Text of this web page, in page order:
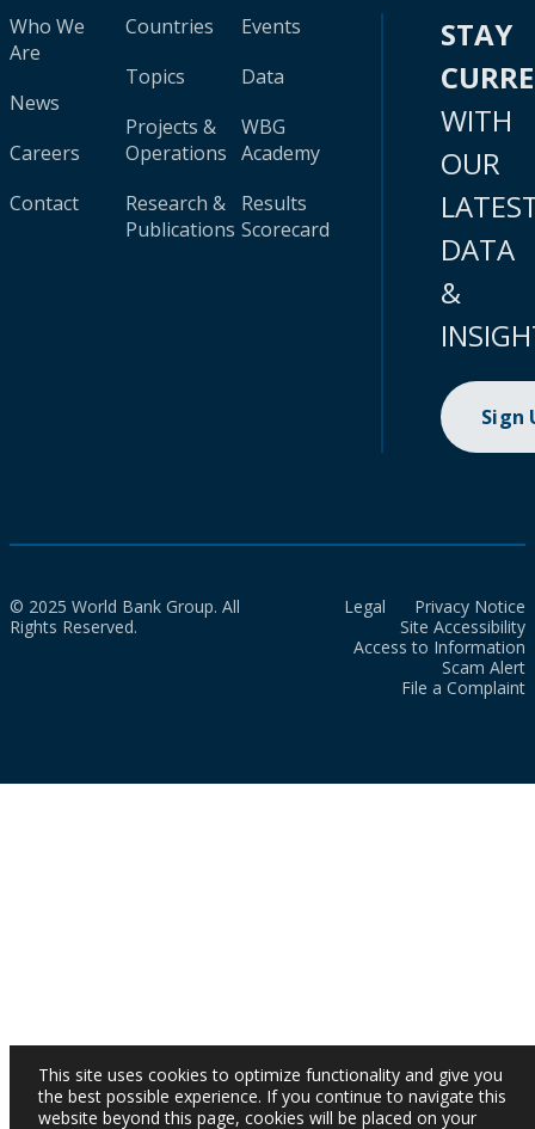
Who We
Are
News
Careers
Contact
Countries
Topics
Projects &
Operations
Research &
Publications
Events
Data
WBG
Academy
Results
Scorecard
STAY
WITH
OUR
DATA
&
Sign
© 2025 World Bank Group. All
Rights Reserved.
Legal
Privacy Notice
Site Accessibility
Access to Information
Scam Alert
File a Complaint
This site uses cookies to optimize functionality and give you
the best possible experience. If you continue to navigate this
website beyond this page, cookies will be placed on your